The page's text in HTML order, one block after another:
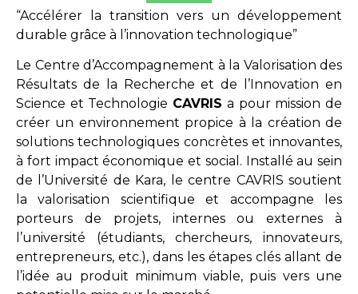
“Accélérer la transition vers un développement
durable grâce à l’innovation technologique”
Le Centre d’Accompagnement à la Valorisation des
Résultats de la Recherche et de l’Innovation en
Science et Technologie CAVRIS a pour mission de
créer un environnement propice à la création de
solutions technologiques concrètes et innovantes,
à fort impact économique et social. Installé au sein
de l’Université de Kara, le centre CAVRIS soutient
la valorisation scientifique et accompagne les
porteurs de projets, internes ou externes à
l’université (étudiants, chercheurs, innovateurs,
entrepreneurs, etc.), dans les étapes clés allant de
l’idée au produit minimum viable, puis vers une